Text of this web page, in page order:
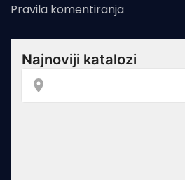
Pravila komentiranja